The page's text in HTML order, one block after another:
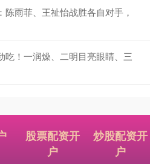
雨菲、王祉怡战胜各自对手，
吃！一润燥、二明目亮眼睛、三
股票配资开
户
炒股配资开
户